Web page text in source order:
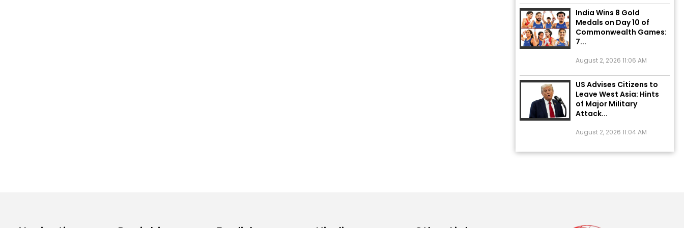
India Wins 8 Gold
Medals on Day 10 of
Commonwealth Games:
7...
US Advises Citizens to
Leave West Asia: Hints
of Major Military
Attack...